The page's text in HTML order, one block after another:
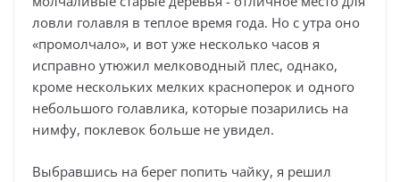
ловли голавля в теплое время года. Но с утра оно
«промолчало», и вот уже несколько часов я
исправно утюжил мелководный плес, однако,
кроме нескольких мелких красноперок и одного
небольшого голавлика, которые позарились на
нимфу, поклевок больше не увидел.
Выбравшись на берег попить чайку, я решил